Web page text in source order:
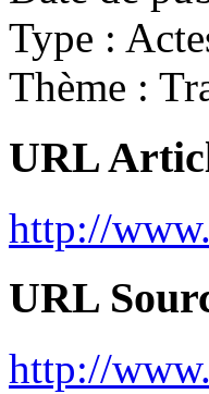
Type :
Thème :
URL
http://
URL
http://